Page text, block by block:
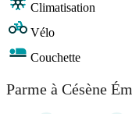
Climatisation
Vélo
Couchette
Parme à Césène